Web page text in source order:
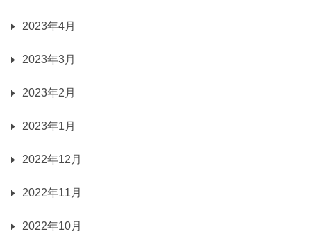
2023年4月
2023年3月
2023年2月
2023年1月
2022年12月
2022年11月
2022年10月